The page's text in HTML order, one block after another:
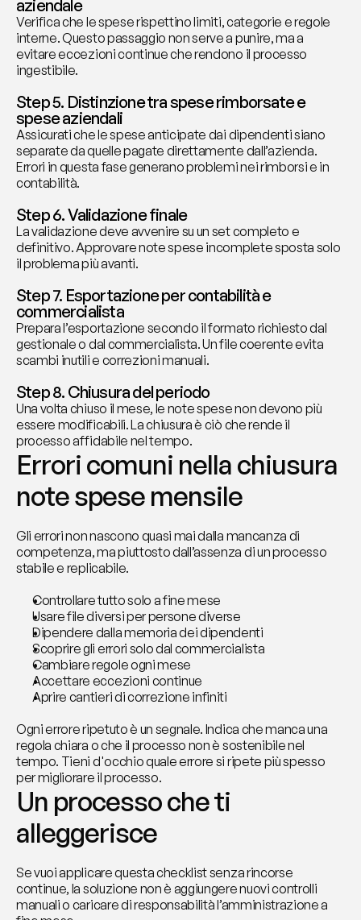
aziendale
Verifica che le spese rispettino limiti, categorie e regole
interne. Questo passaggio non serve a punire, ma a
evitare eccezioni continue che rendono il processo
ingestibile.
Step 5. Distinzione tra spese rimborsate e
spese aziendali
Assicurati che le spese anticipate dai dipendenti siano
separate da quelle pagate direttamente dall’azienda.
Errori in questa fase generano problemi nei rimborsi e in
contabilità.
Step 6. Validazione finale
La validazione deve avvenire su un set completo e
definitivo. Approvare note spese incomplete sposta solo
il problema più avanti.
Step 7. Esportazione per contabilità e
commercialista
Prepara l’esportazione secondo il formato richiesto dal
gestionale o dal commercialista. Un file coerente evita
scambi inutili e correzioni manuali.
Step 8. Chiusura del periodo
Una volta chiuso il mese, le note spese non devono più
essere modificabili. La chiusura è ciò che rende il
processo affidabile nel tempo.
Errori comuni nella chiusura
note spese mensile
Gli errori non nascono quasi mai dalla mancanza di
competenza, ma piuttosto dall’assenza di un processo
stabile e replicabile.
Controllare tutto solo a fine mese
Usare file diversi per persone diverse
Dipendere dalla memoria dei dipendenti
Scoprire gli errori solo dal commercialista
Cambiare regole ogni mese
Accettare eccezioni continue
Aprire cantieri di correzione infiniti
Ogni errore ripetuto è un segnale. Indica che manca una
regola chiara o che il processo non è sostenibile nel
tempo. Tieni d'occhio quale errore si ripete più spesso
per migliorare il processo.
Un processo che ti
alleggerisce
Se vuoi applicare questa checklist senza rincorse
continue, la soluzione non è aggiungere nuovi controlli
manuali o caricare di responsabilità l’amministrazione a